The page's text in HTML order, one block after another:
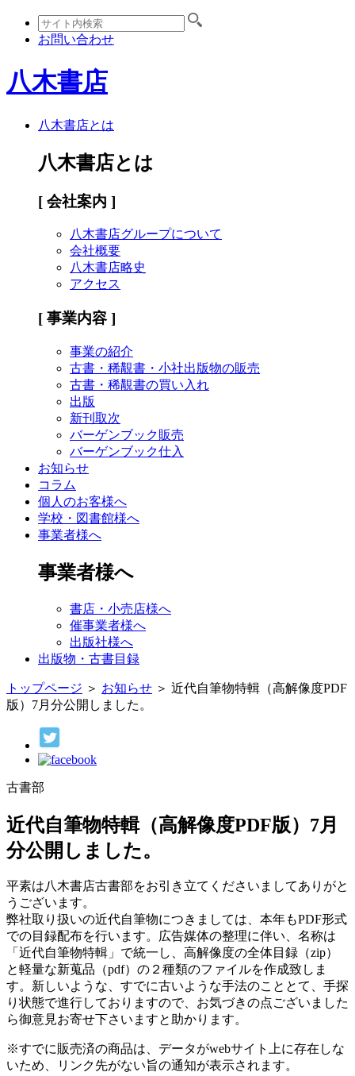
お問い合わせ
八木書店
八木書店とは
八木書店とは
[ 会社案内 ]
八木書店グループについて
会社概要
八木書店略史
アクセス
[ 事業内容 ]
事業の紹介
古書・稀覯書・小社出版物の販売
古書・稀覯書の買い入れ
出版
新刊取次
バーゲンブック販売
バーゲンブック仕入
お知らせ
コラム
個人のお客様へ
学校・図書館様へ
事業者様へ
事業者様へ
書店・小売店様へ
催事業者様へ
出版社様へ
出版物・古書目録
トップページ ＞ お知らせ ＞ 近代自筆物特輯（高解像度PDF
版）7月分公開しました。
古書部
近代自筆物特輯（高解像度PDF版）7月
分公開しました。
平素は八木書店古書部をお引き立てくださいましてありがと
うございます。
弊社取り扱いの近代自筆物につきましては、本年もPDF形式
での目録配布を行います。広告媒体の整理に伴い、名称は
「近代自筆物特輯」で統一し、高解像度の全体目録（zip）
と軽量な新蒐品（pdf）の２種類のファイルを作成致しま
す。新しいような、すでに古いような手法のこととて、手探
り状態で進行しておりますので、お気づきの点ございました
ら御意見お寄せ下さいますと助かります。
※すでに販売済の商品は、データがwebサイト上に存在しな
いため、リンク先がない旨の通知が表示されます。